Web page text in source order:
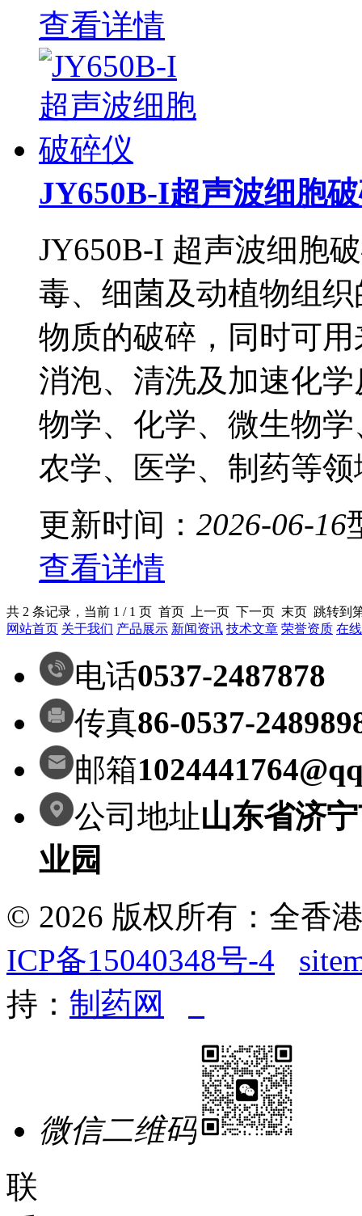
查看详情
JY650B-I超声波细胞
JY650B-I 超声波细胞
毒、细菌及动植物组
物质的破碎，同时可
消泡、清洗及加速化
物学、化学、微生物
农学、医学、制药等
更新时间： 2026-06-16
查看详情
共 2 条记录，当前 1 / 1 页 首页 上一页 下一页 末页 跳转到
网站首页 关于我们 产品展示 新闻资讯 技术文章 荣誉资质 在
电话0537-2487878
传真86-0537-
邮箱
公司地址山东省济
业园
© 2026 版权所有：全香
ICP备15040348号-4
持： 制药网
微信二维码
联